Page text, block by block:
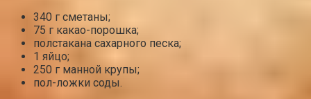
340 г сметаны;
75 г какао-порошка;
полстакана сахарного песка;
1 яйцо;
250 г манной крупы;
пол-ложки соды.